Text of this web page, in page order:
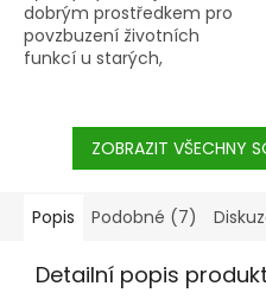
dobrým prostředkem pro
povzbuzení životních
funkcí u starých,
ZOBRAZIT VŠECHNY
Popis Podobné (7)
Detailní popis